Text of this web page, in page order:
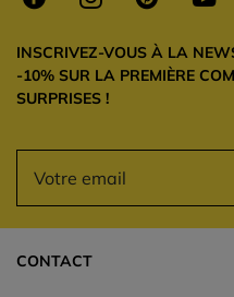
INSCRIVEZ-VOUS À LA
-10% SUR LA PREMIÈRE
SURPRISES !
CONTACT